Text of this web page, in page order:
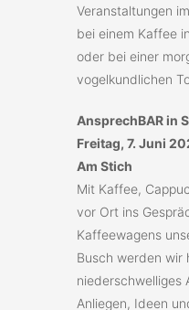
Veranstaltungen
bei einem Kaffee
oder bei einer
vogelkundlichen
AnsprechBAR in
Freitag, 7. Juni
Am Stich
Mit Kaffee,
vor Ort ins
Kaffeewagens
Busch werden wir
niederschwelliges
Anliegen, Ideen